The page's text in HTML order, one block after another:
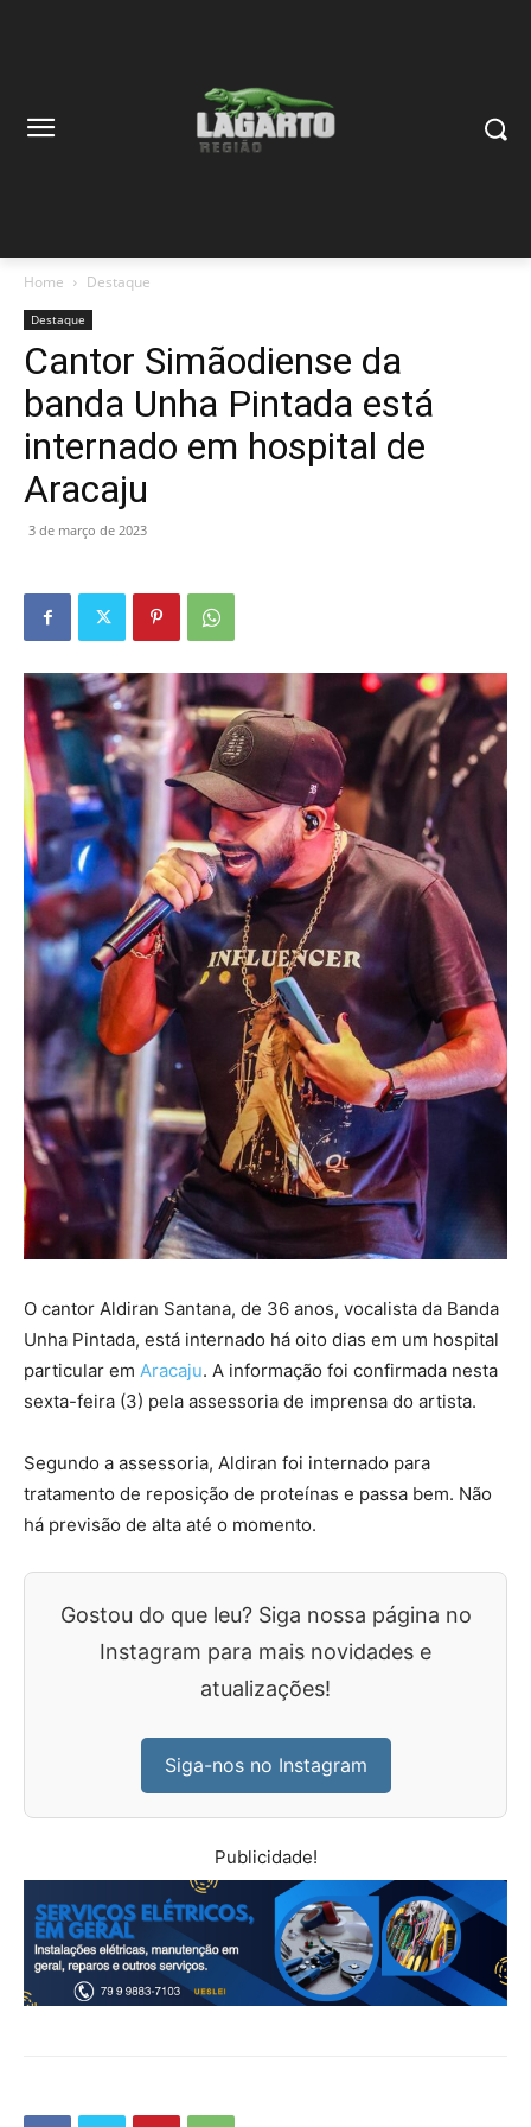
Home Destaque
Destaque
Cantor Simãodiense da
banda Unha Pintada está
internado em hospital de
Aracaju
3 de março de 2023
O cantor Aldiran Santana, de 36 anos, vocalista da Banda
Unha Pintada, está internado há oito dias em um hospital
particular em Aracaju. A informação foi confirmada nesta
sexta-feira (3) pela assessoria de imprensa do artista.
Segundo a assessoria, Aldiran foi internado para
tratamento de reposição de proteínas e passa bem. Não
há previsão de alta até o momento.
Gostou do que leu? Siga nossa página no
Instagram para mais novidades e
atualizações!
Siga-nos no Instagram
Publicidade!